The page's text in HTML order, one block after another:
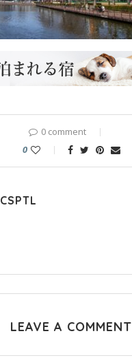
0 comment
0
CSPTL
LEAVE A COMMENT